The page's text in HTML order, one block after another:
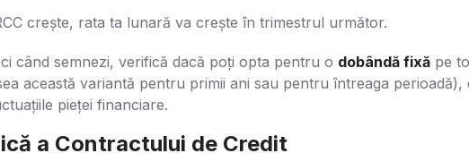
crește, rata ta lunară va crește în trimestrul următor.
când semnezi, verifică dacă poți opta pentru o dobândă fixă pe
această variantă pentru primii ani sau pentru întreaga
pieței financiare.
a Contractului de Credit